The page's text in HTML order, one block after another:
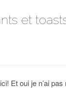
et
Et oui je n’ai